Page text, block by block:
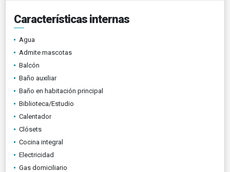
Características internas
Agua
Admite mascotas
Balcón
Baño auxiliar
Baño en habitación principal
Biblioteca/Estudio
Calentador
Clósets
Cocina integral
Electricidad
Gas domiciliario